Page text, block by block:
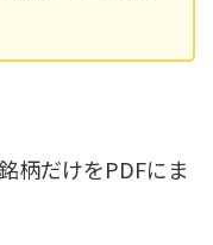
柄だけをPDFにま